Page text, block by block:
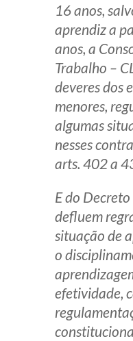
Av.
Curitiba
16 anos,
aprendiz a
anos, a
Trabalho –
deveres dos
menores,
algumas
nesses
arts. 402 a
E do
defluem
situação de
o
efetividade,